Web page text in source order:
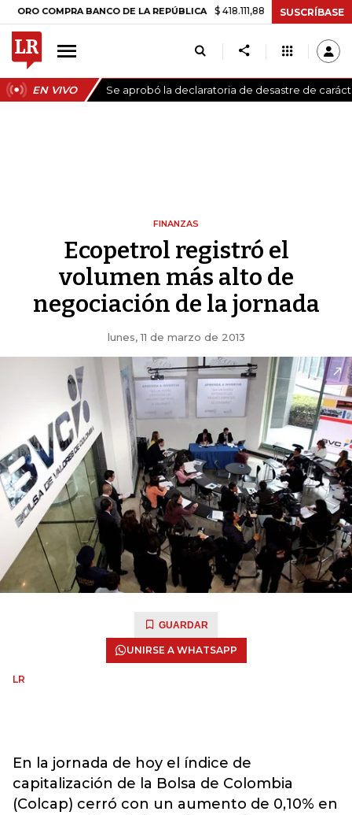
COMPRA BANCO DE LA REPÚBLICA $ 418.111,88 +$ 9.612,91 +2,35%
SUSCRÍBASE
EN VIVO Se aprobó la declaratoria de desastre de
FINANZAS
Ecopetrol registró el
volumen más alto de
negociación de la jornada
lunes, 11 de marzo de 2013
GUARDAR
UNIRSE A WHATSAPP
LR
En la jornada de hoy el índice de
capitalización de la Bolsa de Colombia
(Colcap) cerró con un aumento de 0,10% en